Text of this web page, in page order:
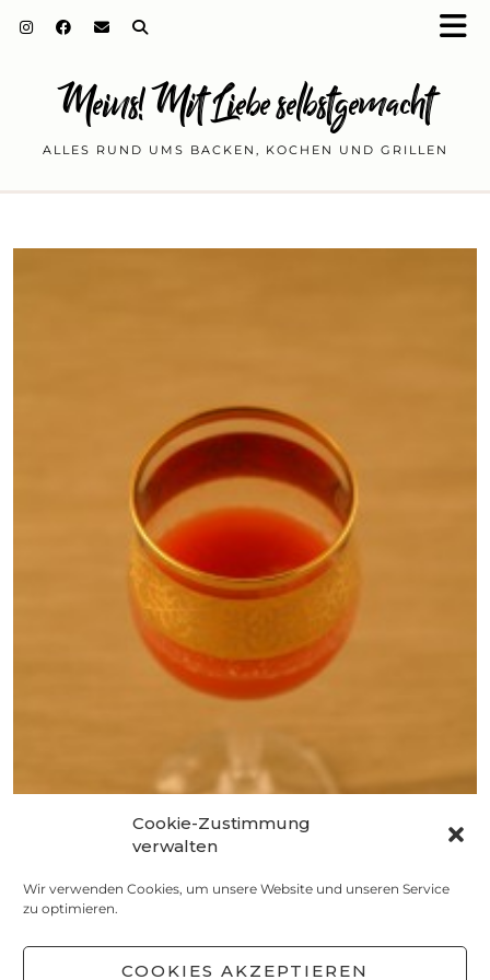
Cookie-Zustimmung
verwalten
Wir verwenden Cookies, um unsere Website und unseren Service
zu optimieren.
COOKIES AKZEPTIEREN
Meins! Mit Liebe selbstgemacht
ALLES RUND UMS BACKEN, KOCHEN UND GRILLEN
VORRATSKAMMER
Erbeerlimes